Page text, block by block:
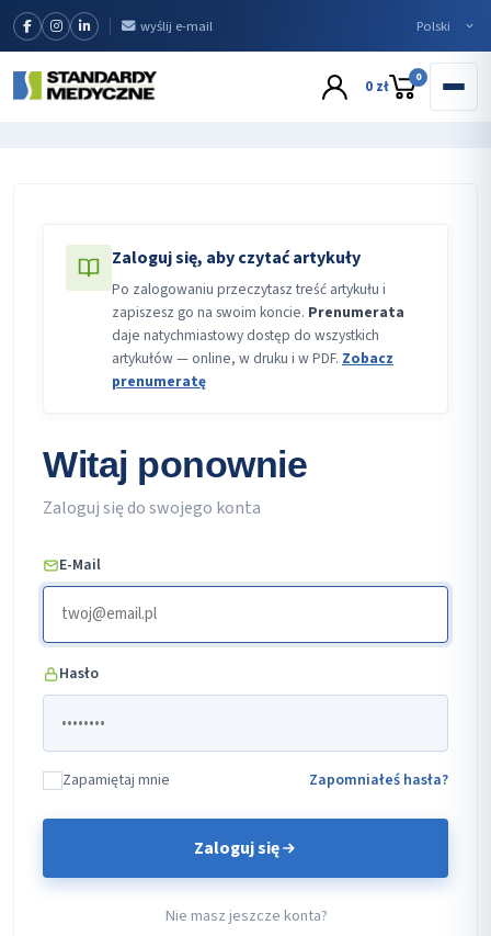
wyślij e-mail
0 zł 0
Zaloguj się, aby czytać artykuły
Po zalogowaniu przeczytasz treść artykułu i
zapiszesz go na swoim koncie. Prenumerata
daje natychmiastowy dostęp do wszystkich
artykułów — online, w druku i w PDF. Zobacz
prenumeratę
Witaj ponownie
Zaloguj się do swojego konta
E-Mail
Hasło
Zapamiętaj mnie Zapomniałeś hasła?
Zaloguj się
Nie masz jeszcze konta?